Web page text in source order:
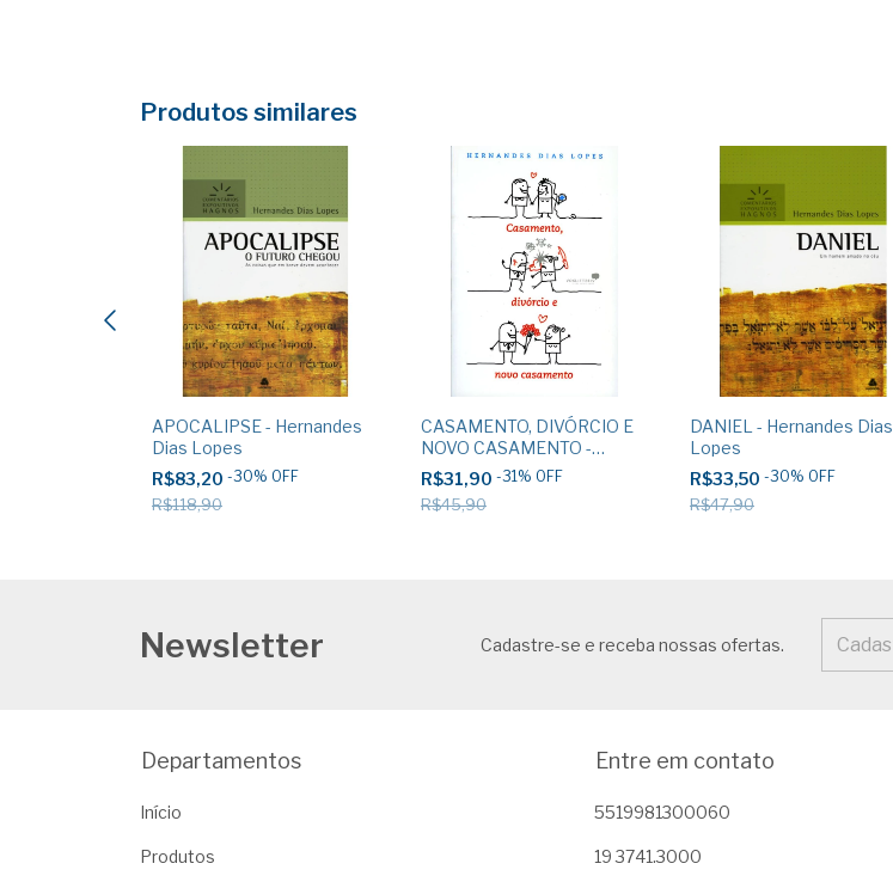
Produtos similares
APOCALIPSE - Hernandes
Dias Lopes
R$83,20 -30% OFF
R$118,90
CASAMENTO, DIVÓRCIO E
NOVO CASAMENTO -
Hernandes Dias Lopes
R$31,90 -31% OFF
R$45,90
DANIEL - Hernandes Dias
Lopes
R$33,50 -30% OFF
R$47,90
Newsletter Cadastre-se e receba nossas ofertas.
Departamentos
Início
Produtos
Entre em contato
5519981300060
19 3741.3000